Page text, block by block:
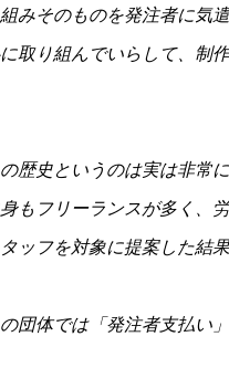
みそのものを発注者に気
取り組んでいらして、制
歴史というのは実は非常
もフリーランスが多く、
ッフを対象に提案した結
団体では「発注者支払い